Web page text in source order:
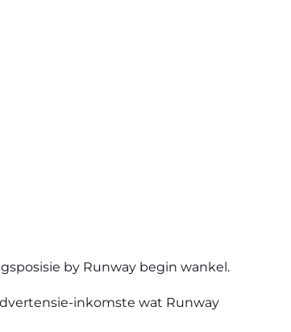
by Runway begin wankel.
inkomste wat Runway